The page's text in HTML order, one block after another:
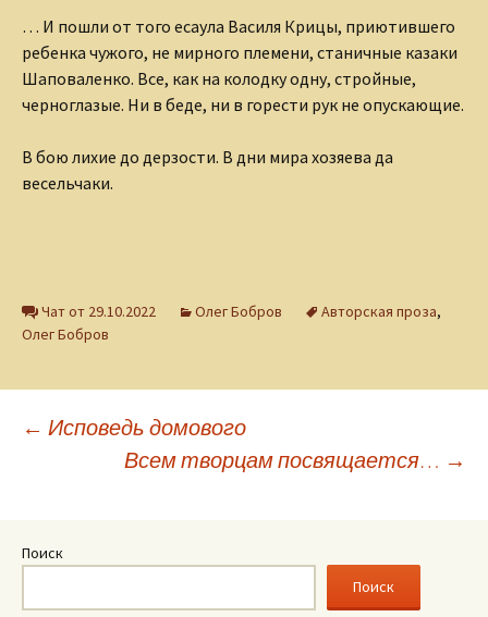
… И пошли от того есаула Василя Крицы, приютившего
ребенка чужого, не мирного племени, станичные казаки
Шаповаленко. Все, как на колодку одну, стройные,
черноглазые. Ни в беде, ни в горести рук не опускающие.
В бою лихие до дерзости. В дни мира хозяева да
весельчаки.
Чат от 29.10.2022 Олег Бобров Авторская проза,
Олег Бобров
Навигация
записям
← Исповедь домового
Всем творцам посвящается… →
Поиск
Поиск